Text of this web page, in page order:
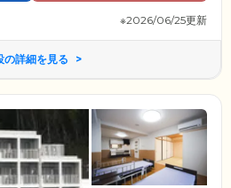
※2026/06/25更新
の詳細を見る